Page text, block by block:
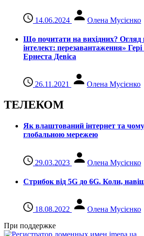
14.06.2024 Олена Мусієнко
Що почитати на вихідних?
інтелект: перезавантаження»
Ернеста Девіса
26.11.2021 Олена Мусієнко
ТЕЛЕКОМ
Як влаштований інтернет та чому
глобальною мережею
29.03.2023 Олена Мусієнко
Стрибок від 5G до 6G. Коли,
18.08.2022
Олена Мусієнко
При поддержке